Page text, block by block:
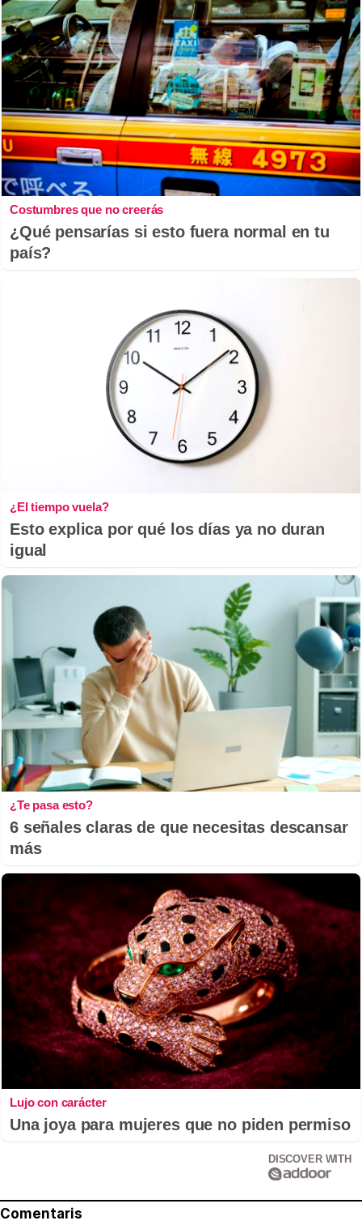
Costumbres que no creerás
¿Qué pensarías si esto fuera normal en tu
país?
¿El tiempo vuela?
Esto explica por qué los días ya no duran
igual
¿Te pasa esto?
6 señales claras de que necesitas descansar
más
Lujo con carácter
Una joya para mujeres que no piden permiso
DISCOVER WITH
Comentaris